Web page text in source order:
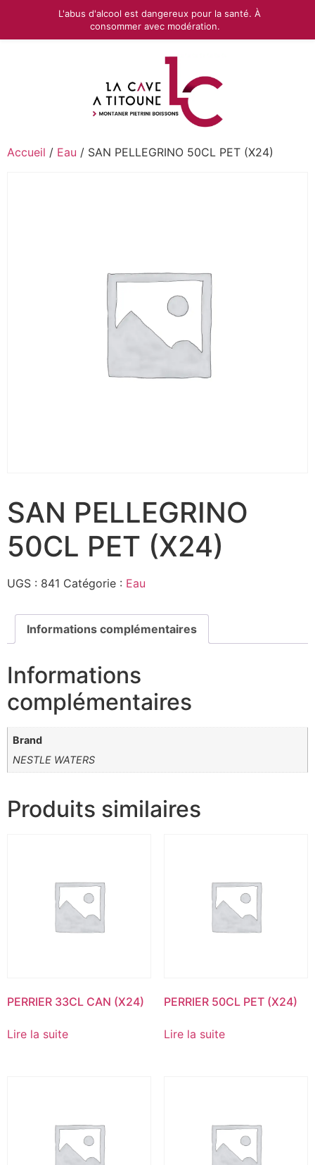
Accueil / Eau / SAN PELLEGRINO 50CL PET (X24)
SAN PELLEGRINO
50CL PET (X24)
UGS : 841 Catégorie : Eau
Informations complémentaires
Informations
complémentaires
Brand
NESTLE WATERS
Produits similaires
PERRIER 33CL CAN (X24)
Lire la suite
PERRIER 50CL PET (X24)
Lire la suite
L'abus d'alcool est dangereux pour la santé. À
consommer avec modération.